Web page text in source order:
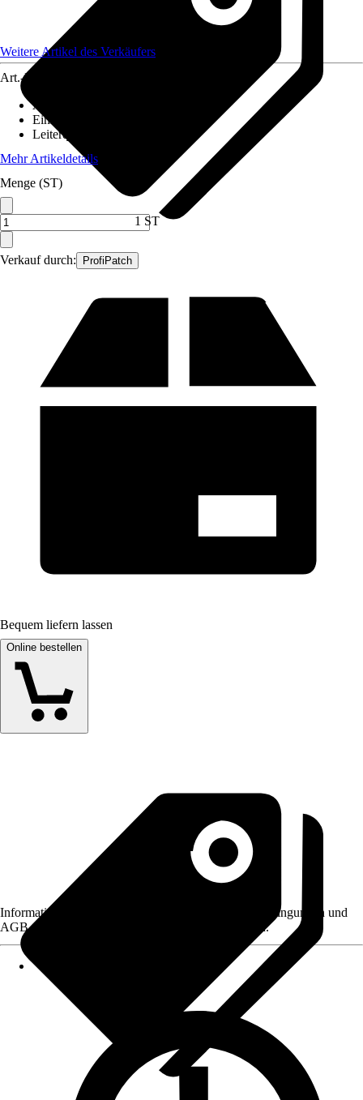
Verkauf durch: ProfiPatch
Weitere Artikel des Verkäufers
Art.-Nr.
Ausführung
Einheit
Leiterquerschnitt
Mehr Artikeldetails
Menge (ST)
1 ST
Bequem liefern lassen
Online bestellen
Informationen des Verkäufers, wie z. B. Rückgabebedingungen und
AGB, finden Sie bei Klick auf den Verkäufernamen.